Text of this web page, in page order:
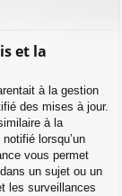
et la
à la gestion
des mises à jour.
à la
lorsqu’un
vous permet
un sujet ou un
les surveillances